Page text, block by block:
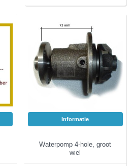
Informatie
Waterpomp 4-hole, groot
wiel